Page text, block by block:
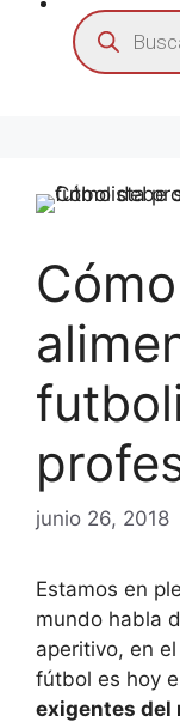
junio 26, 2018
Estamos en
mundo habla
aperitivo, en
fútbol es hoy
exigentes del